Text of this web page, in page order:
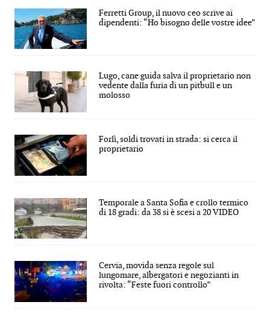
Ferretti Group, il nuovo ceo scrive ai
dipendenti: “Ho bisogno delle vostre idee”
Lugo, cane guida salva il proprietario non
vedente dalla furia di un pitbull e un
molosso
Forlì, soldi trovati in strada: si cerca il
proprietario
Temporale a Santa Sofia e crollo termico
di 18 gradi: da 38 si è scesi a 20 VIDEO
Cervia, movida senza regole sul
lungomare, albergatori e negozianti in
rivolta: “Feste fuori controllo”